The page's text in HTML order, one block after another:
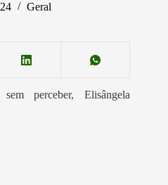
Geral
perceber, Elisângela